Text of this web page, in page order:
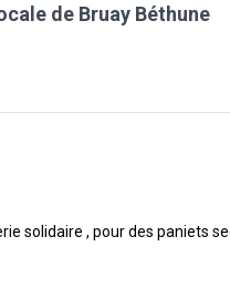
de Bruay Béthune
solidaire , pour des paniets